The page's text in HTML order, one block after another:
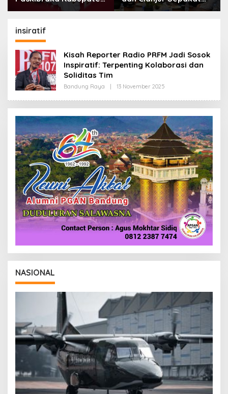
Bandung Mulai Ikuti
Lanjutkan Bangun
insiratif
Kisah Reporter Radio PRFM Jadi Sosok
Inspiratif: Terpenting Kolaborasi dan
Soliditas Tim
Bandung Raya 13 November 2025
E
H
R
E
D
A
I
NASIONAL